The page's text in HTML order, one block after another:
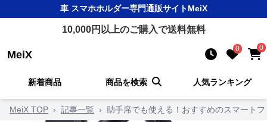
車 スマホホルダー専門通販サイトMeiX
10,000円以上のご購入で送料無料
MeiX 0 0
新着商品 商品を検索 人気ランキング
MeiX TOP › 記事一覧 › 助手席でも使える！おすすめのスマート